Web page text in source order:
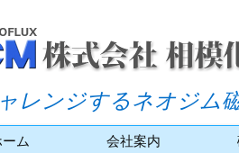
レンジするネオジム
ーム 会社案内